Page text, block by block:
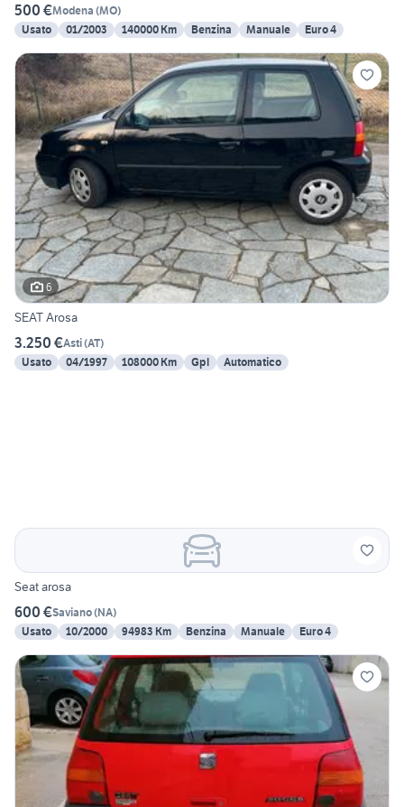
500 €Modena (MO)
Usato
01/2003 140000 Km Benzina Manuale Euro 4
6
SEAT Arosa
3.250 €Asti(AT)
Usato
04/1997 108000 Km Gpl Automatico
Seat arosa
600 €Saviano(NA)
Usato
10/2000 94983 Km Benzina Manuale Euro 4